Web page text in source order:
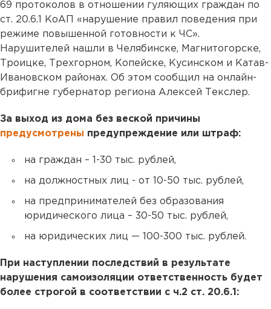
69 протоколов в отношении гуляющих граждан по
ст. 20.6.1 КоАП «нарушение правил поведения при
режиме повышенной готовности к ЧС».
Нарушителей нашли в Челябинске, Магнитогорске,
Троицке, Трехгорном, Копейске, Кусинском и Катав-
Ивановском районах. Об этом сообщил на онлайн-
брифигне губернатор региона Алексей Текслер.
За выход из дома без веской причины
предусмотрены предупреждение или штраф:
на граждан – 1-30 тыс. рублей,
на должностных лиц - от 10-50 тыс. рублей,
на предпринимателей без образования
юридического лица – 30-50 тыс. рублей,
на юридических лиц — 100-300 тыс. рублей.
При наступлении последствий в результате
нарушения самоизоляции ответственность будет
более строгой в соответствии с ч.2 ст. 20.6.1: